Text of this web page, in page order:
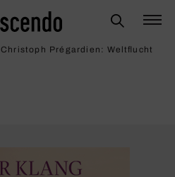
Christoph Prégardien: Welt­flucht